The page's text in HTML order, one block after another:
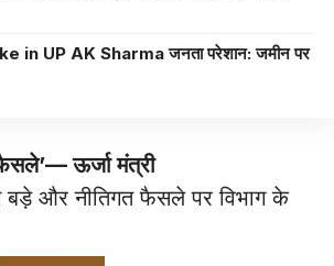
in UP AK Sharma जनता परेशान: जमीन पर
ऊर्जा मंत्री
बड़े और नीतिगत फैसले पर विभाग के